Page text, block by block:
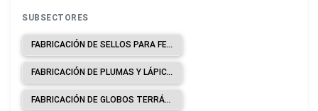
SUBSECTORES
FABRICACIÓN DE SELLOS PARA FECHAR, CERRAR O NUMERAR, APARATOS MANUALES PARA IMPRIMIR Y ESTAMPAR EN RELIEVE, MEMBRETES, APARATOS DE IMPRESIÓN MANUAL, CINTAS PREPARADAS PARA MÁQUINAS DE ESCRIBIR Y ALMOHADILLAS ENTINTADAS.
FABRICACIÓN DE PLUMAS Y LÁPICES DE TODA CLASE, SEAN O NO MECÁNICOS, INCLUIDO MINAS PARA LÁPICES.
FABRICACIÓN DE GLOBOS TERRÁQUEOS Y OTROS INSTRUMENTOS, APARATOS Y MODELOS DISEÑADOS PARA DEMOSTRACIONES.